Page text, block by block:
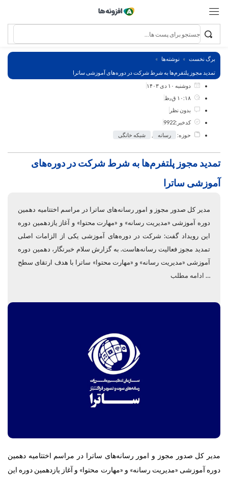
برگ نخست نوشته‌ها
تمدید مجوز پلتفرم‌ها به شرط شرکت در دوره‌های آموزشی ساترا
دوشنبه ۱۰ دی ۱۴۰۳
۱۰:۱۸ ق٫ظ
بدون نظر
کدخبر:9922
حوزه:
رسانه شبکه خانگی
تمدید مجوز پلتفرم‌ها به شرط شرکت در دوره‌های
آموزشی ساترا
مدیر کل صدور مجوز و امور رسانه‌های ساترا در مراسم اختتامیه دهمین
دوره آموزشی «مدیریت رسانه» و «مهارت محتوا» و آغاز یازدهمین دوره
این رویداد گفت: شرکت در دوره‌های آموزشی یکی از الزامات اصلی
تمدید مجوز فعالیت رسانه‌هاست. به گزارش سلام خبرنگار، دهمین دوره
آموزشی «مدیریت رسانه» و «مهارت محتوا» ساترا با هدف ارتقای سطح
… ادامه مطلب
مدیر کل صدور مجوز و امور رسانه‌های ساترا در مراسم اختتامیه دهمین
دوره آموزشی «مدیریت رسانه» و «مهارت محتوا» و آغاز یازدهمین دوره این